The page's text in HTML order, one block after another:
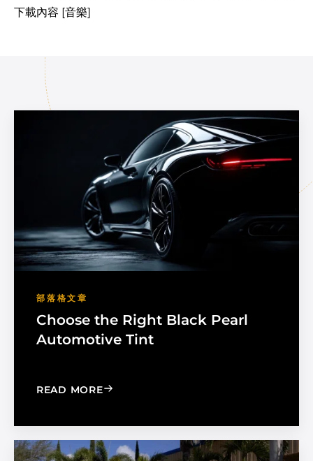
下載內容 [音樂]
部落格文章
Choose the Right Black Pearl
Automotive Tint
READ MORE: CHOOSE THE RIGHT BLACK PEARL